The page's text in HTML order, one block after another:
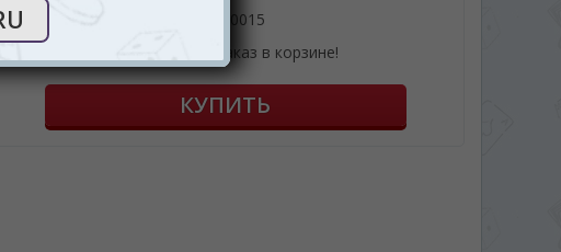
061110015
или оформив заказ в корзине!